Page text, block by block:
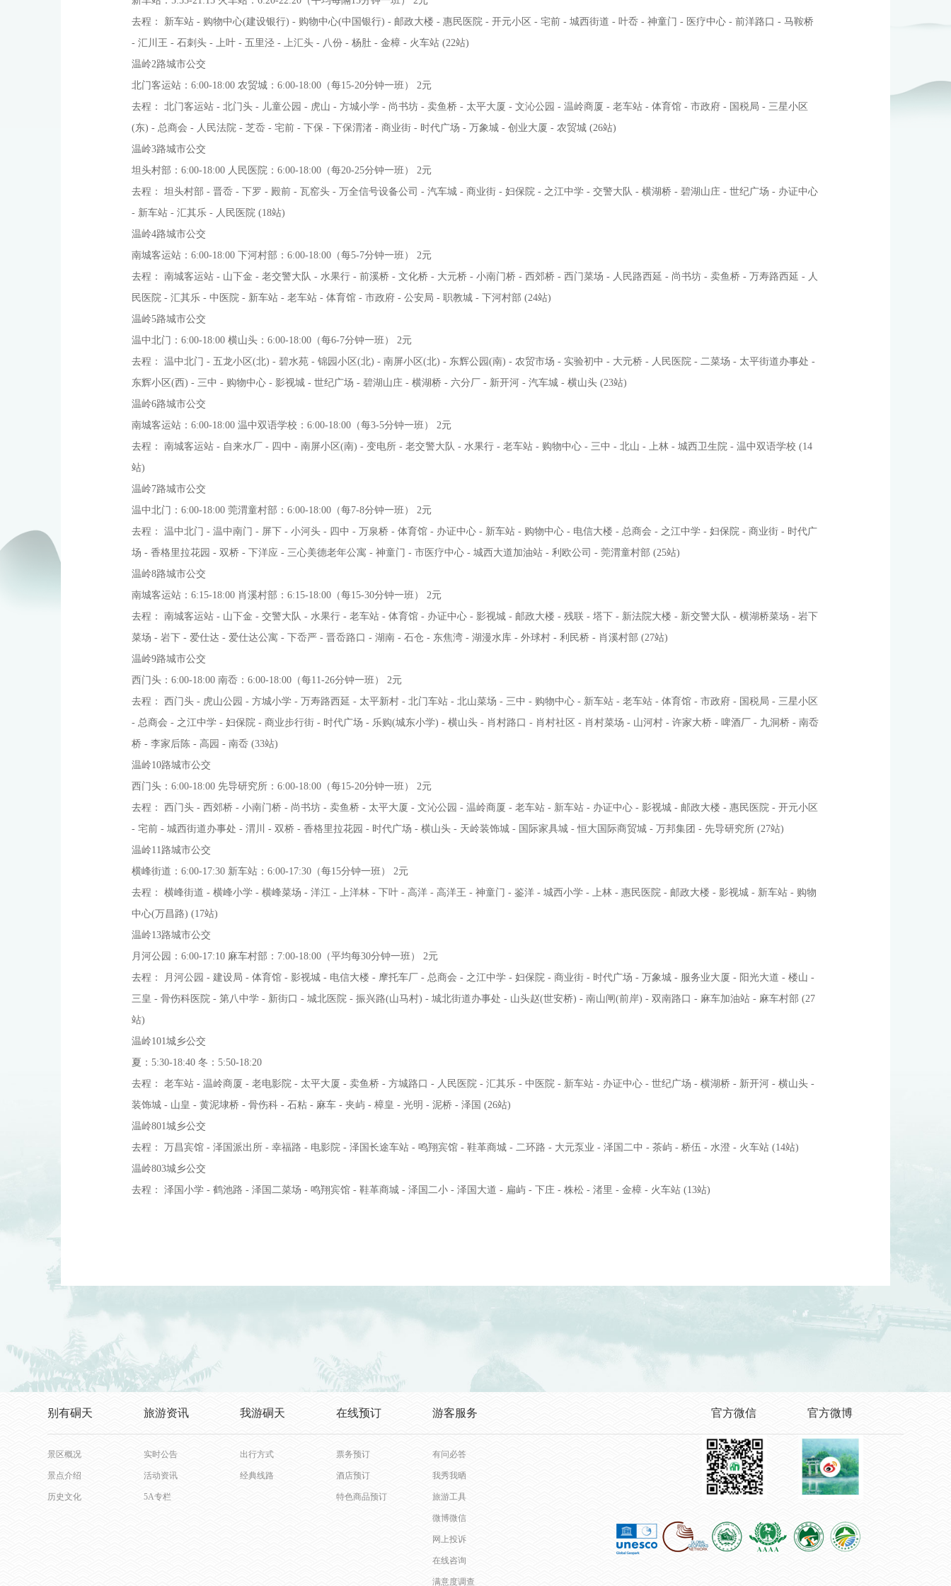
去程： 新车站 - 购物中心(建设银行) - 购物中心(中国银行) - 邮政大楼 - 惠民医院 - 开元小区 - 宅前 - 城西街道 - 叶岙 - 神童门 - 医疗中心 - 前洋路口 - 马鞍桥
- 汇川王 - 石刺头 - 上叶 - 五里泾 - 上汇头 - 八份 - 杨肚 - 金樟 - 火车站 (22站)
温岭2路城市公交
北门客运站：6:00-18:00 农贸城：6:00-18:00（每15-20分钟一班） 2元
去程： 北门客运站 - 北门头 - 儿童公园 - 虎山 - 方城小学 - 尚书坊 - 卖鱼桥 - 太平大厦 - 文沁公园 - 温岭商厦 - 老车站 - 体育馆 - 市政府 - 国税局 - 三星小区
(东) - 总商会 - 人民法院 - 芝岙 - 宅前 - 下保 - 下保渭渚 - 商业街 - 时代广场 - 万象城 - 创业大厦 - 农贸城 (26站)
温岭3路城市公交
坦头村部：6:00-18:00 人民医院：6:00-18:00（每20-25分钟一班） 2元
去程： 坦头村部 - 晋岙 - 下罗 - 殿前 - 瓦窑头 - 万全信号设备公司 - 汽车城 - 商业街 - 妇保院 - 之江中学 - 交警大队 - 横湖桥 - 碧湖山庄 - 世纪广场 - 办证中心
- 新车站 - 汇其乐 - 人民医院 (18站)
温岭4路城市公交
南城客运站：6:00-18:00 下河村部：6:00-18:00（每5-7分钟一班） 2元
去程： 南城客运站 - 山下金 - 老交警大队 - 水果行 - 前溪桥 - 文化桥 - 大元桥 - 小南门桥 - 西郊桥 - 西门菜场 - 人民路西延 - 尚书坊 - 卖鱼桥 - 万寿路西延 - 人
民医院 - 汇其乐 - 中医院 - 新车站 - 老车站 - 体育馆 - 市政府 - 公安局 - 职教城 - 下河村部 (24站)
温岭5路城市公交
温中北门：6:00-18:00 横山头：6:00-18:00（每6-7分钟一班） 2元
去程： 温中北门 - 五龙小区(北) - 碧水苑 - 锦园小区(北) - 南屏小区(北) - 东辉公园(南) - 农贸市场 - 实验初中 - 大元桥 - 人民医院 - 二菜场 - 太平街道办事处 -
东辉小区(西) - 三中 - 购物中心 - 影视城 - 世纪广场 - 碧湖山庄 - 横湖桥 - 六分厂 - 新开河 - 汽车城 - 横山头 (23站)
温岭6路城市公交
南城客运站：6:00-18:00 温中双语学校：6:00-18:00（每3-5分钟一班） 2元
去程： 南城客运站 - 自来水厂 - 四中 - 南屏小区(南) - 变电所 - 老交警大队 - 水果行 - 老车站 - 购物中心 - 三中 - 北山 - 上林 - 城西卫生院 - 温中双语学校 (14
站)
温岭7路城市公交
温中北门：6:00-18:00 莞渭童村部：6:00-18:00（每7-8分钟一班） 2元
去程： 温中北门 - 温中南门 - 屏下 - 小河头 - 四中 - 万泉桥 - 体育馆 - 办证中心 - 新车站 - 购物中心 - 电信大楼 - 总商会 - 之江中学 - 妇保院 - 商业街 - 时代广
场 - 香格里拉花园 - 双桥 - 下洋应 - 三心美德老年公寓 - 神童门 - 市医疗中心 - 城西大道加油站 - 利欧公司 - 莞渭童村部 (25站)
温岭8路城市公交
南城客运站：6:15-18:00 肖溪村部：6:15-18:00（每15-30分钟一班） 2元
去程： 南城客运站 - 山下金 - 交警大队 - 水果行 - 老车站 - 体育馆 - 办证中心 - 影视城 - 邮政大楼 - 残联 - 塔下 - 新法院大楼 - 新交警大队 - 横湖桥菜场 - 岩下
菜场 - 岩下 - 爱仕达 - 爱仕达公寓 - 下岙严 - 晋岙路口 - 湖南 - 石仓 - 东焦湾 - 湖漫水库 - 外球村 - 利民桥 - 肖溪村部 (27站)
温岭9路城市公交
西门头：6:00-18:00 南岙：6:00-18:00（每11-26分钟一班） 2元
去程： 西门头 - 虎山公园 - 方城小学 - 万寿路西延 - 太平新村 - 北门车站 - 北山菜场 - 三中 - 购物中心 - 新车站 - 老车站 - 体育馆 - 市政府 - 国税局 - 三星小区
- 总商会 - 之江中学 - 妇保院 - 商业步行街 - 时代广场 - 乐购(城东小学) - 横山头 - 肖村路口 - 肖村社区 - 肖村菜场 - 山河村 - 许家大桥 - 啤酒厂 - 九洞桥 - 南岙
桥 - 李家后陈 - 高园 - 南岙 (33站)
温岭10路城市公交
西门头：6:00-18:00 先导研究所：6:00-18:00（每15-20分钟一班） 2元
去程： 西门头 - 西郊桥 - 小南门桥 - 尚书坊 - 卖鱼桥 - 太平大厦 - 文沁公园 - 温岭商厦 - 老车站 - 新车站 - 办证中心 - 影视城 - 邮政大楼 - 惠民医院 - 开元小区
- 宅前 - 城西街道办事处 - 渭川 - 双桥 - 香格里拉花园 - 时代广场 - 横山头 - 天岭装饰城 - 国际家具城 - 恒大国际商贸城 - 万邦集团 - 先导研究所 (27站)
温岭11路城市公交
横峰街道：6:00-17:30 新车站：6:00-17:30（每15分钟一班） 2元
去程： 横峰街道 - 横峰小学 - 横峰菜场 - 洋江 - 上洋林 - 下叶 - 高洋 - 高洋王 - 神童门 - 鉴洋 - 城西小学 - 上林 - 惠民医院 - 邮政大楼 - 影视城 - 新车站 - 购物
中心(万昌路) (17站)
温岭13路城市公交
月河公园：6:00-17:10 麻车村部：7:00-18:00（平均每30分钟一班） 2元
去程： 月河公园 - 建设局 - 体育馆 - 影视城 - 电信大楼 - 摩托车厂 - 总商会 - 之江中学 - 妇保院 - 商业街 - 时代广场 - 万象城 - 服务业大厦 - 阳光大道 - 楼山 -
三皇 - 骨伤科医院 - 第八中学 - 新街口 - 城北医院 - 振兴路(山马村) - 城北街道办事处 - 山头赵(世安桥) - 南山闸(前岸) - 双南路口 - 麻车加油站 - 麻车村部 (27
站)
温岭101城乡公交
夏：5:30-18:40 冬：5:50-18:20
去程： 老车站 - 温岭商厦 - 老电影院 - 太平大厦 - 卖鱼桥 - 方城路口 - 人民医院 - 汇其乐 - 中医院 - 新车站 - 办证中心 - 世纪广场 - 横湖桥 - 新开河 - 横山头 -
装饰城 - 山皇 - 黄泥埭桥 - 骨伤科 - 石粘 - 麻车 - 夹屿 - 樟皇 - 光明 - 泥桥 - 泽国 (26站)
温岭801城乡公交
去程： 万昌宾馆 - 泽国派出所 - 幸福路 - 电影院 - 泽国长途车站 - 鸣翔宾馆 - 鞋革商城 - 二环路 - 大元泵业 - 泽国二中 - 茶屿 - 桥伍 - 水澄 - 火车站 (14站)
温岭803城乡公交
去程： 泽国小学 - 鹤池路 - 泽国二菜场 - 鸣翔宾馆 - 鞋革商城 - 泽国二小 - 泽国大道 - 扁屿 - 下庄 - 株松 - 渚里 - 金樟 - 火车站 (13站)
别有硐天 旅游资讯 我游硐天 在线预订 游客服务 官方微博
官方微信
景区概况
景点介绍
历史文化
实时公告
活动资讯
5A专栏
出行方式
经典线路
票务预订
酒店预订
特色商品预订
有问必答
我秀我晒
旅游工具
微博微信
网上投诉
在线咨询
满意度调查